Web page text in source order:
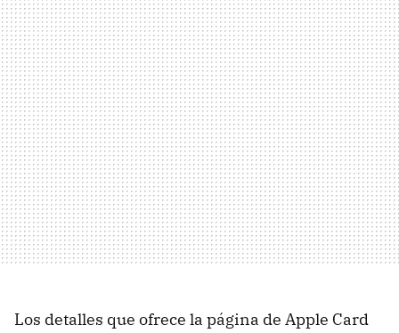
Los detalles que ofrece la página de Apple Card